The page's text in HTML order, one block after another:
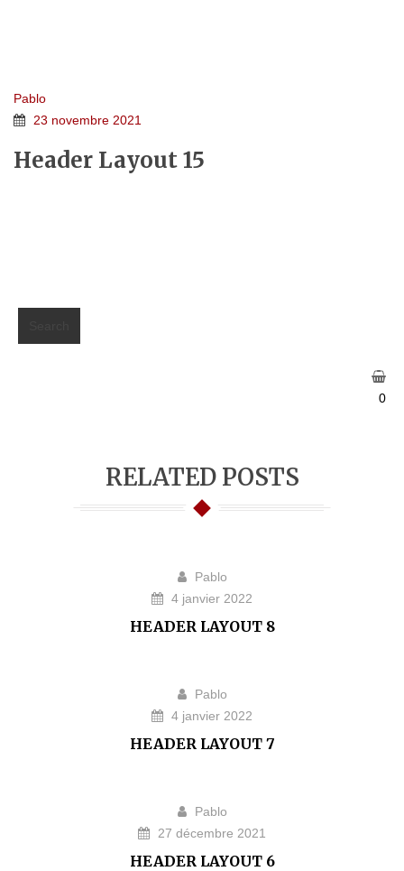
Pablo
23 novembre 2021
Header Layout 15
0
RELATED POSTS
Pablo
4 janvier 2022
HEADER LAYOUT 8
Pablo
4 janvier 2022
HEADER LAYOUT 7
Pablo
27 décembre 2021
HEADER LAYOUT 6